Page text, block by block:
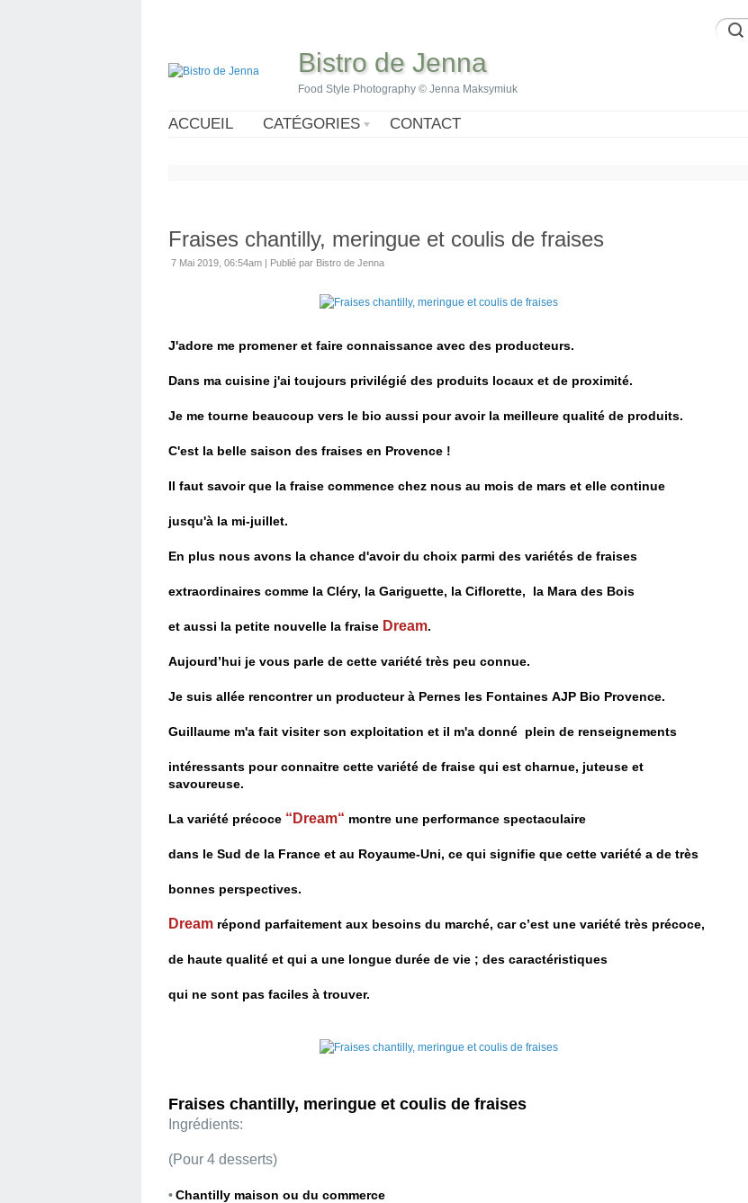
Bistro de Jenna
Food Style Photography © Jenna Maksymiuk
ACCUEIL CATÉGORIES CONTACT
Fraises chantilly, meringue et coulis de fraises
7 Mai 2019, 06:54am | Publié par Bistro de Jenna
J'adore me promener et faire connaissance avec des producteurs.
Dans ma cuisine j'ai toujours privilégié des produits locaux et de proximité.
Je me tourne beaucoup vers le bio aussi pour avoir la meilleure qualité de produits.
C'est la belle saison des fraises en Provence !
Il faut savoir que la fraise commence chez nous au mois de mars et elle continue
jusqu'à la mi-juillet.
En plus nous avons la chance d'avoir du choix parmi des variétés de fraises
extraordinaires comme la Cléry, la Gariguette, la Ciflorette, la Mara des Bois
et aussi la petite nouvelle la fraise Dream.
Aujourd’hui je vous parle de cette variété très peu connue.
Je suis allée rencontrer un producteur à Pernes les Fontaines AJP Bio Provence.
Guillaume m'a fait visiter son exploitation et il m'a donné plein de renseignements
intéressants pour connaitre cette variété de fraise qui est charnue, juteuse et
savoureuse.
La variété précoce “Dream“ montre une performance spectaculaire
dans le Sud de la France et au Royaume-Uni, ce qui signifie que cette variété a de très
bonnes perspectives.
Dream répond parfaitement aux besoins du marché, car c’est une variété très précoce,
de haute qualité et qui a une longue durée de vie ; des caractéristiques
qui ne sont pas faciles à trouver.
Fraises chantilly, meringue et coulis de fraises
Ingrédients:
(Pour 4 desserts)
•Chantilly maison ou du commerce